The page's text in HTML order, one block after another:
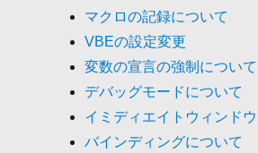
マクロの記録について
VBEの設定変更
変数の宣言の強制について
デバッグモードについて
イミディエイトウィンド
バインディングについて